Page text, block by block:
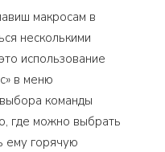
макросам в
несколькими
использование
в меню
команды
где можно выбрать
ему горячую